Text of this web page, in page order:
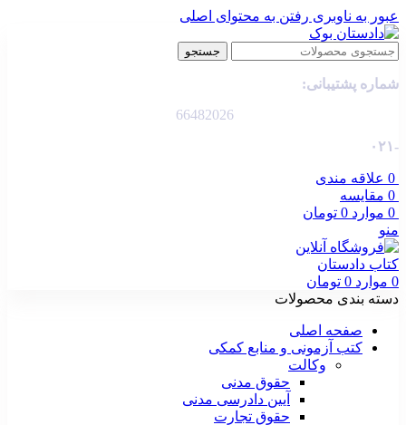
عبور به ناوبری رفتن به محتوای اصلی
جستجو
شماره پشتیبانی:
66482026
-۰۲۱
0 علاقه مندی
0 مقایسه
0 موارد 0 تومان
منو
0 موارد 0 تومان
دسته بندی محصولات
صفحه اصلی
کتب آزمونی و منابع کمکی
وکالت
حقوق مدنی
آیین دادرسی مدنی
حقوق تجارت